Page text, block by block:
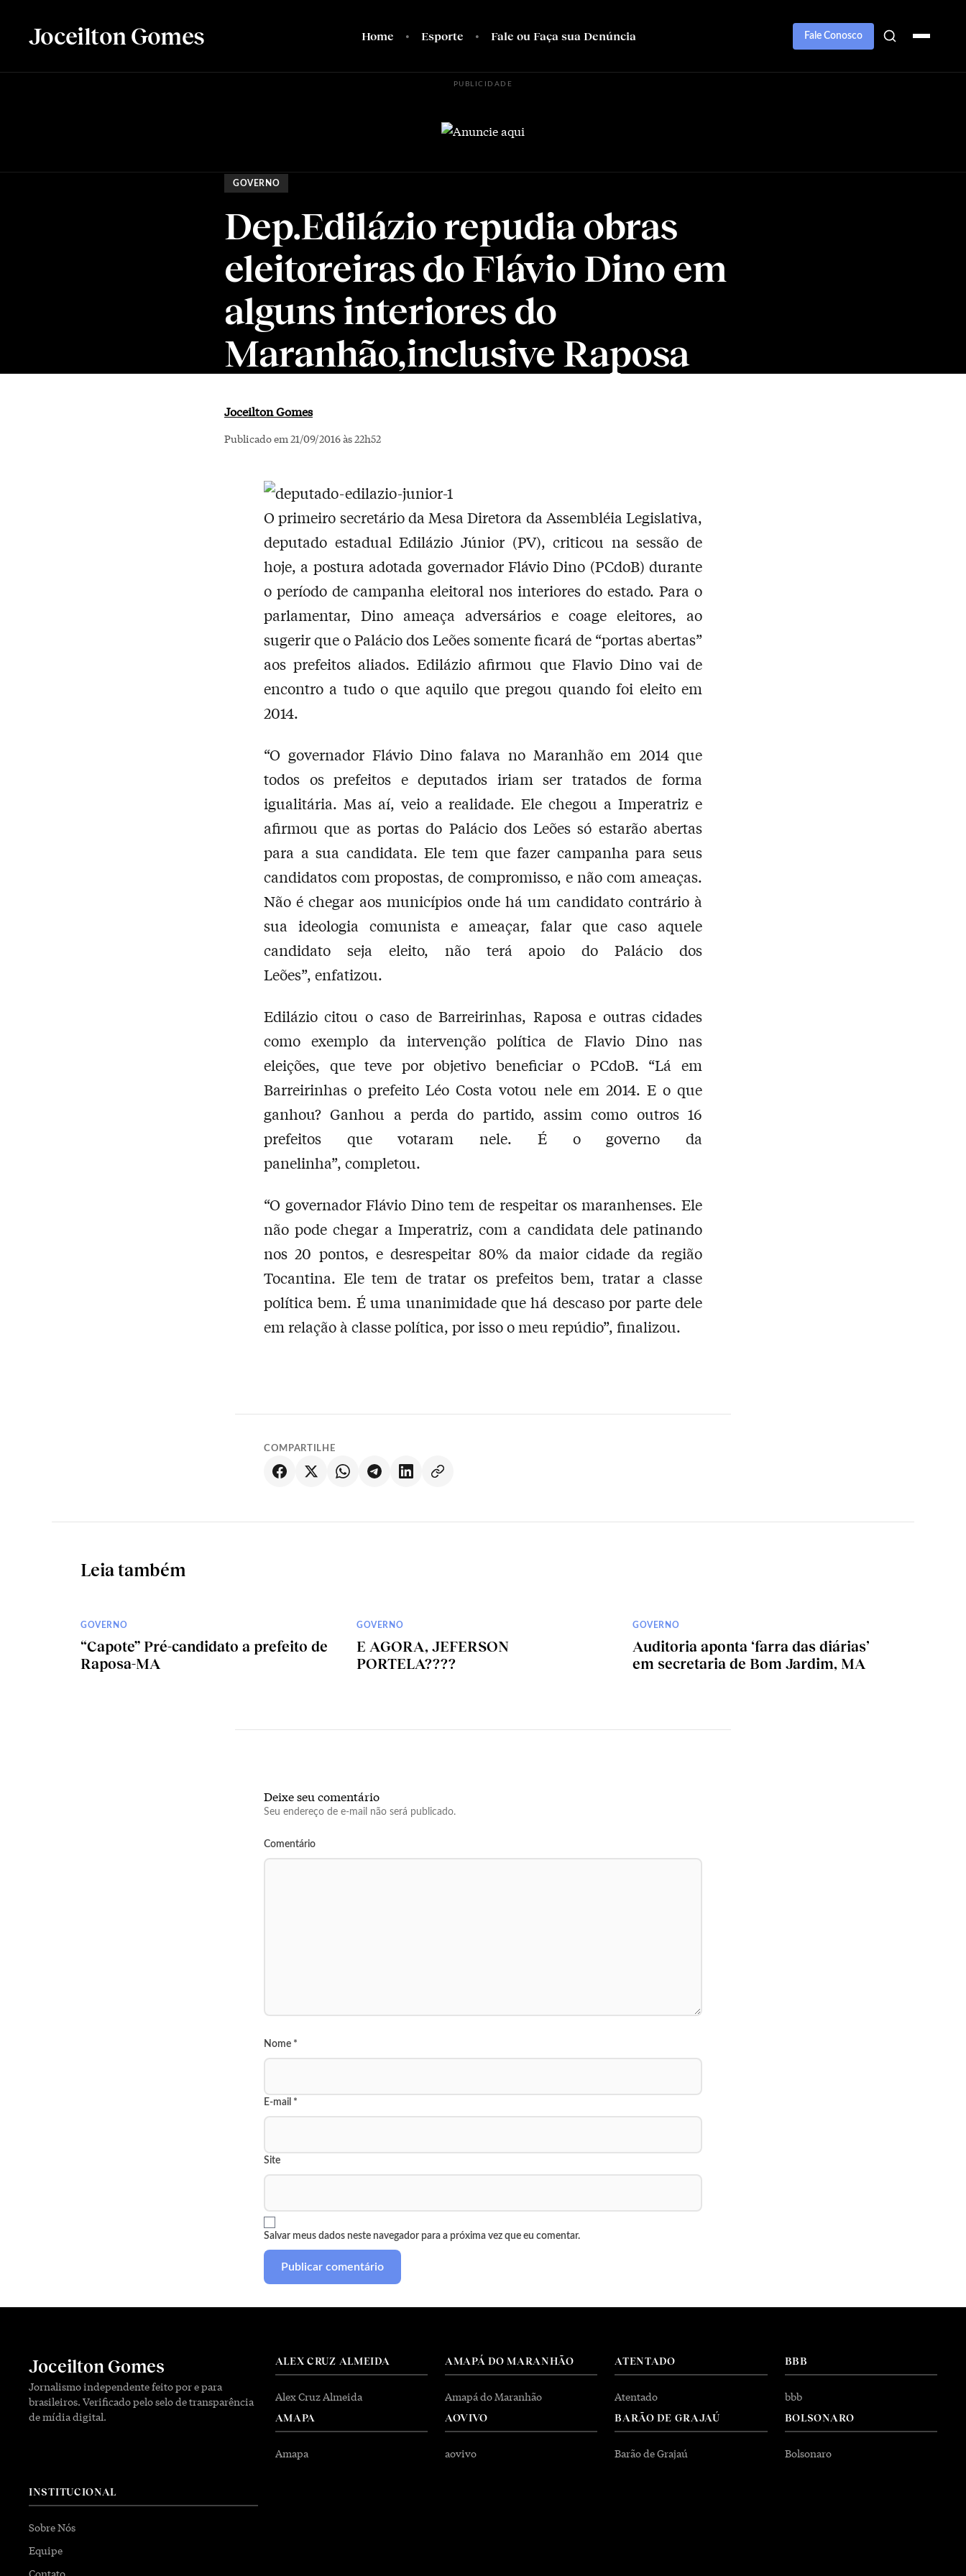
Joceilton Gomes Home Esporte Fale ou Faça sua Denúncia Fale Conosco
PUBLICIDADE
GOVERNO
Dep.Edilázio repudia obras
eleitoreiras do Flávio Dino em
alguns interiores do
Maranhão,inclusive Raposa
Joceilton Gomes
Publicado em 21/09/2016 às 22h52
O primeiro secretário da Mesa Diretora da Assembléia Legislativa,
deputado estadual Edilázio Júnior (PV), criticou na sessão de
hoje, a postura adotada governador Flávio Dino (PCdoB) durante
o período de campanha eleitoral nos interiores do estado. Para o
parlamentar, Dino ameaça adversários e coage eleitores, ao
sugerir que o Palácio dos Leões somente ficará de “portas abertas”
aos prefeitos aliados. Edilázio afirmou que Flavio Dino vai de
encontro a tudo o que aquilo que pregou quando foi eleito em
2014.
“O governador Flávio Dino falava no Maranhão em 2014 que
todos os prefeitos e deputados iriam ser tratados de forma
igualitária. Mas aí, veio a realidade. Ele chegou a Imperatriz e
afirmou que as portas do Palácio dos Leões só estarão abertas
para a sua candidata. Ele tem que fazer campanha para seus
candidatos com propostas, de compromisso, e não com ameaças.
Não é chegar aos municípios onde há um candidato contrário à
sua ideologia comunista e ameaçar, falar que caso aquele
candidato seja eleito, não terá apoio do Palácio dos
Leões”, enfatizou.
Edilázio citou o caso de Barreirinhas, Raposa e outras cidades
como exemplo da intervenção política de Flavio Dino nas
eleições, que teve por objetivo beneficiar o PCdoB. “Lá em
Barreirinhas o prefeito Léo Costa votou nele em 2014. E o que
ganhou? Ganhou a perda do partido, assim como outros 16
prefeitos que votaram nele. É o governo da
panelinha”, completou.
“O governador Flávio Dino tem de respeitar os maranhenses. Ele
não pode chegar a Imperatriz, com a candidata dele patinando
nos 20 pontos, e desrespeitar 80% da maior cidade da região
Tocantina. Ele tem de tratar os prefeitos bem, tratar a classe
política bem. É uma unanimidade que há descaso por parte dele
em relação à classe política, por isso o meu repúdio”, finalizou.
COMPARTILHE
Leia também
GOVERNO
“Capote” Pré-candidato a prefeito de
Raposa-MA
GOVERNO
E AGORA, JEFERSON
PORTELA????
GOVERNO
Auditoria aponta ‘farra das diárias’
em secretaria de Bom Jardim, MA
Deixe seu comentário
Seu endereço de e-mail não será publicado.
Comentário
Nome *
E-mail *
Site
Salvar meus dados neste navegador para a próxima vez que eu comentar.
Joceilton Gomes
Jornalismo independente feito por e para
brasileiros. Verificado pelo selo de transparência
de mídia digital.
ALEX CRUZ ALMEIDA
Alex Cruz Almeida
AMAPA
Amapa
AMAPÁ DO MARANHÃO
Amapá do Maranhão
AOVIVO
aovivo
ATENTADO
Atentado
BARÃO DE GRAJAÚ
Barão de Grajaú
BBB
bbb
BOLSONARO
Bolsonaro
INSTITUCIONAL
Sobre Nós
Equipe
Contato